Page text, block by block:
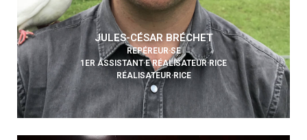
JULES-CÉSAR BRÉCHET
REPÉREUR·SE
1ER ASSISTANT·E RÉALISATEUR·RICE
RÉALISATEUR·RICE